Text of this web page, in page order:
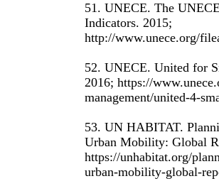
51. UNECE. The
Indicators. 2015;
http://www.unece.org/
52. UNECE. United for
2016; https://
management/united-4-
53. UN HABITAT.
Urban Mobility: Global
https://unhabitat.org/
urban-mobility-global-